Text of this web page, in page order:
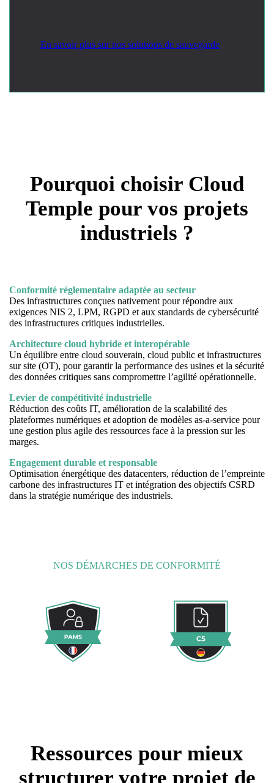
En savoir plus sur nos solutions de sauvegarde
Pourquoi choisir Cloud
Temple pour vos projets
industriels ?
Conformité réglementaire adaptée au secteur
Des infrastructures conçues nativement pour répondre aux
exigences NIS 2, LPM, RGPD et aux standards de cybersécurité
des infrastructures critiques industrielles.
Architecture cloud hybride et interopérable
Un équilibre entre cloud souverain, cloud public et infrastructures
sur site (OT), pour garantir la performance des usines et la sécurité
des données critiques sans compromettre l’agilité opérationnelle.
Levier de compétitivité industrielle
Réduction des coûts IT, amélioration de la scalabilité des
plateformes numériques et adoption de modèles as-a-service pour
une gestion plus agile des ressources face à la pression sur les
marges.
Engagement durable et responsable
Optimisation énergétique des datacenters, réduction de l’empreinte
carbone des infrastructures IT et intégration des objectifs CSRD
dans la stratégie numérique des industriels.
NOS DÉMARCHES DE CONFORMITÉ
Ressources pour mieux
structurer votre projet de